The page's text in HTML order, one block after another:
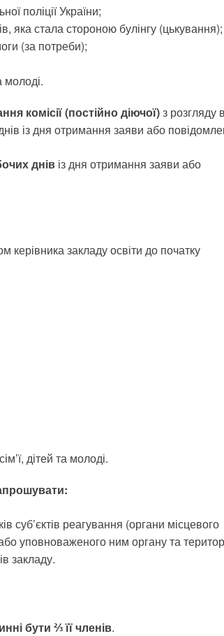
поліції України;
яка стала стороною булінгу (цькування);
(за потреби);
молоді.
комісії (постійно діючої)з розгляду
із дня отримання заяви або
днів із дня отримання заяви або
керівника закладу освіти до початку
дітей та молоді.
суб’єктів реагування (органи місцевого
уповноваженого ним органу та
закладу.
бути ⅔ її членів.